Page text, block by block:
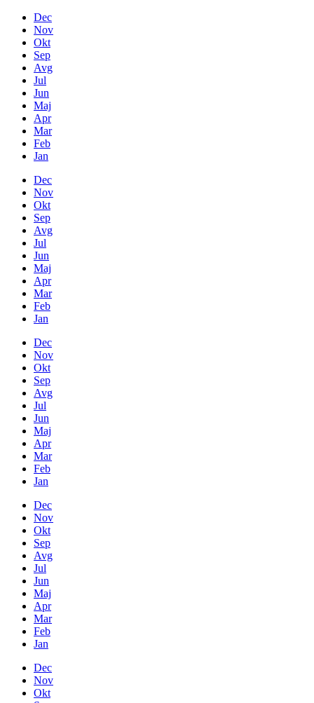
Dec
Nov
Okt
Sep
Avg
Jul
Jun
Maj
Apr
Mar
Feb
Jan
Dec
Nov
Okt
Sep
Avg
Jul
Jun
Maj
Apr
Mar
Feb
Jan
Dec
Nov
Okt
Sep
Avg
Jul
Jun
Maj
Apr
Mar
Feb
Jan
Dec
Nov
Okt
Sep
Avg
Jul
Jun
Maj
Apr
Mar
Feb
Jan
Dec
Nov
Okt